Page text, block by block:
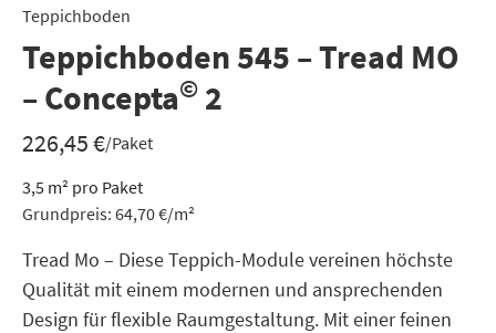
Teppichboden
Teppichboden 545 – Tread MO
– Concepta© 2
226,45€/Paket
3,5 m² pro Paket
Grundpreis: 64,70€/m²
Tread Mo – Diese Teppich-Module vereinen höchste
Qualität mit einem modernen und ansprechenden
Design für flexible Raumgestaltung. Mit einer feinen